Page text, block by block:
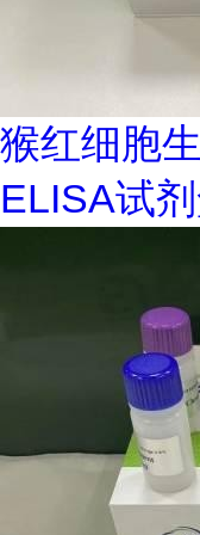
猴红细胞
ELISA试